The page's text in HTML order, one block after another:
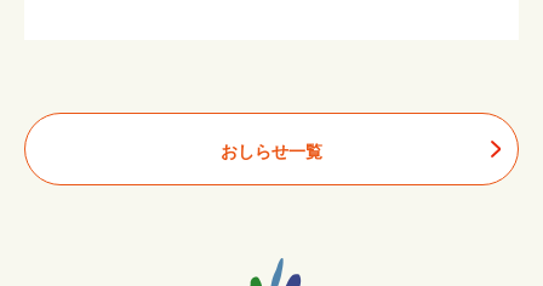
おしらせ一覧